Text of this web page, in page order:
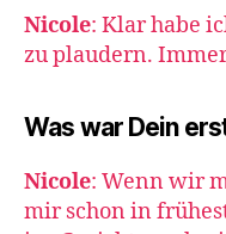
Nicole: Klar habe
zu plaudern.
Was war Dein
Nicole: Wenn wir
mir schon in